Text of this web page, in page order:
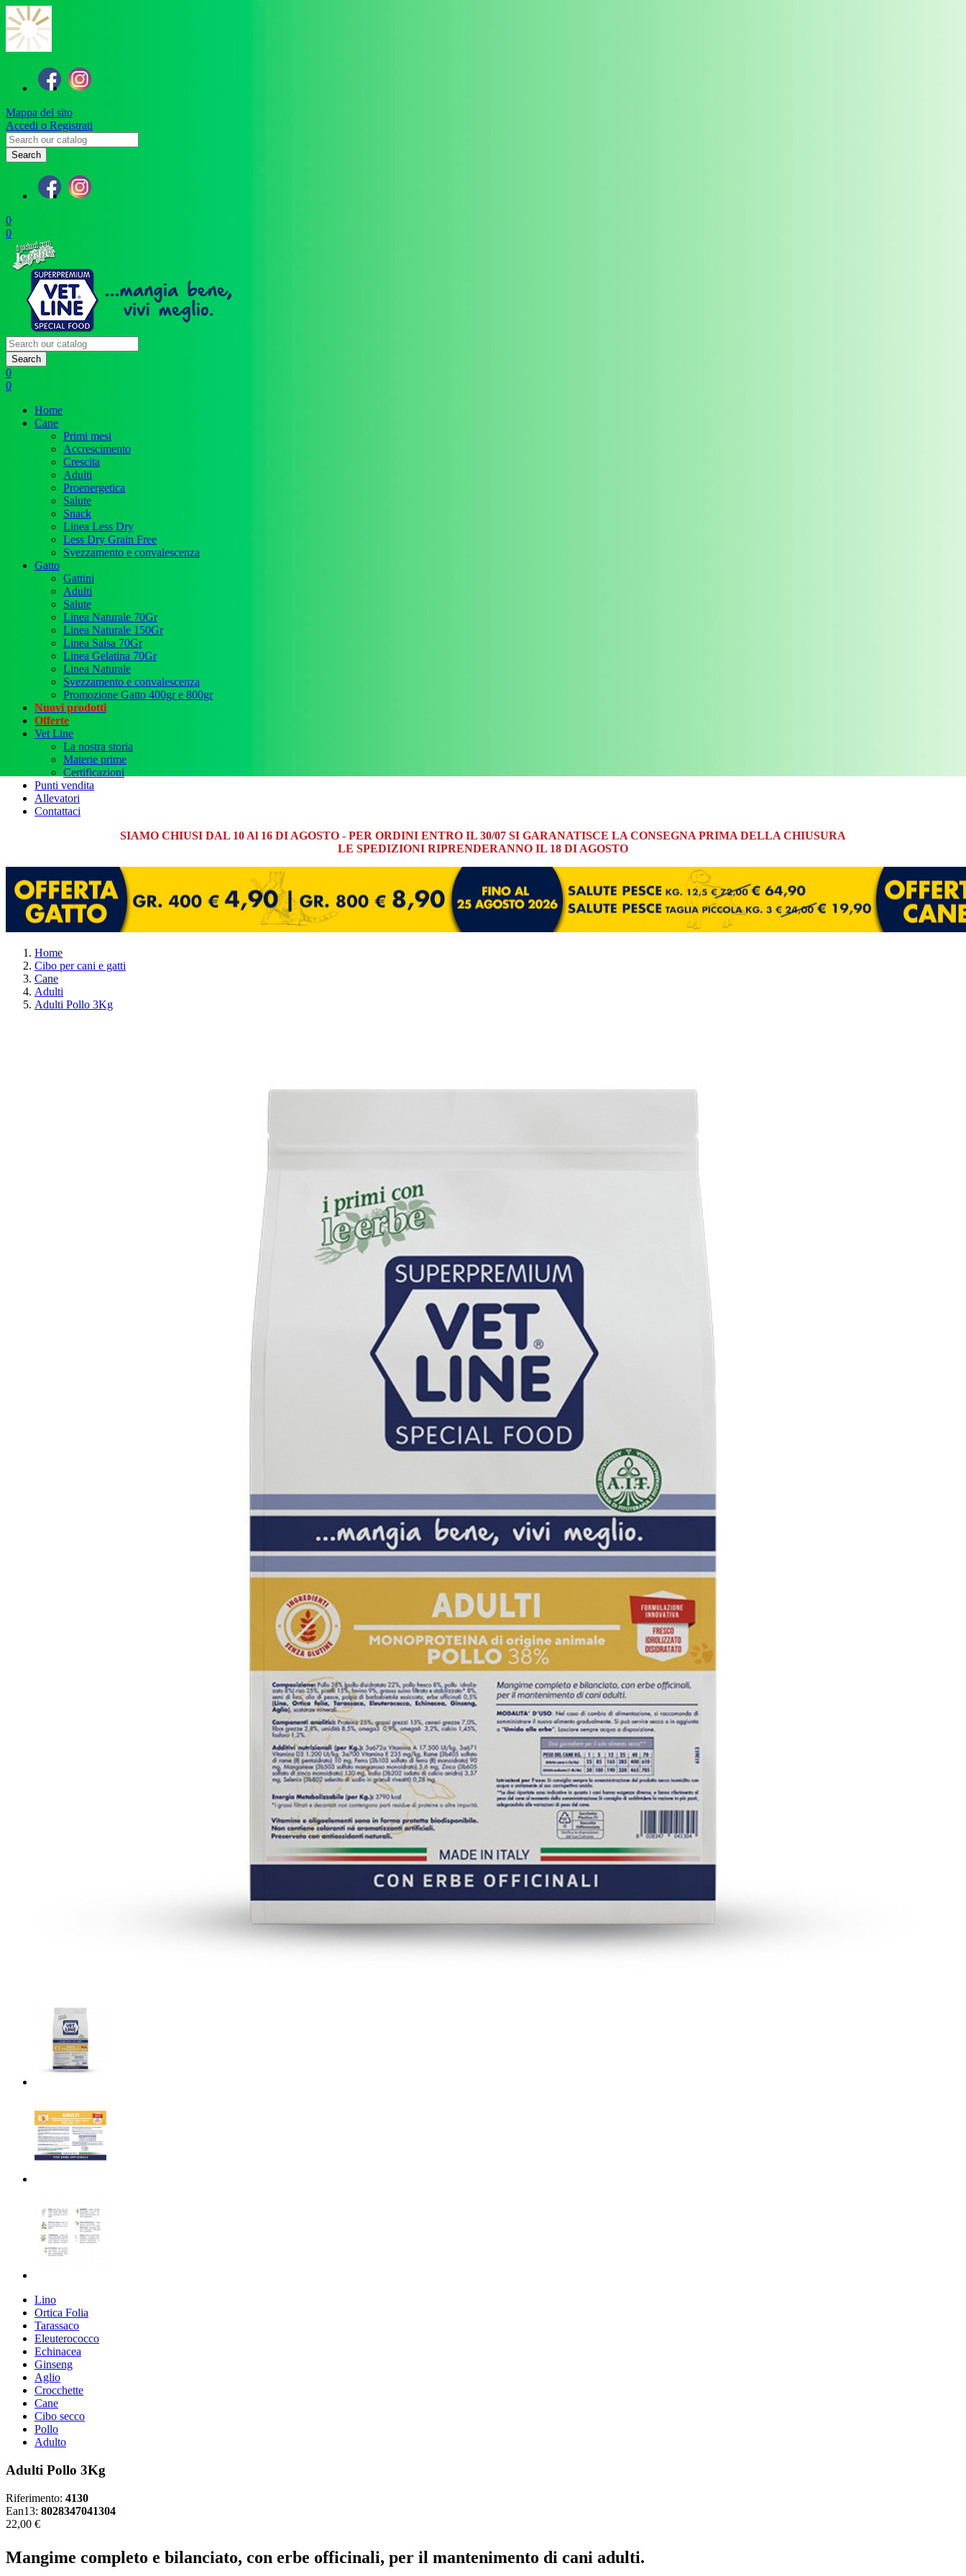
Mappa del sito
Accedi o Registrati
Search
0
0
Search
0
0
Home
Cane
Primi mesi
Accrescimento
Crescita
Adulti
Proenergetica
Salute
Snack
Linea Less Dry
Less Dry Grain Free
Svezzamento e convalescenza
Gatto
Gattini
Adulti
Salute
Linea Naturale 70Gr
Linea Naturale 150Gr
Linea Salsa 70Gr
Linea Gelatina 70Gr
Linea Naturale
Svezzamento e convalescenza
Promozione Gatto 400gr e 800gr
Nuovi prodotti
Offerte
Vet Line
La nostra storia
Materie prime
Certificazioni
Punti vendita
Allevatori
Contattaci
SIAMO CHIUSI DAL 10 Al 16 DI AGOSTO - PER ORDINI ENTRO IL 30/07 SI GARANATISCE LA CONSEGNA PRIMA DELLA CHIUSURA
LE SPEDIZIONI RIPRENDERANNO IL 18 DI AGOSTO
Home
Cibo per cani e gatti
Cane
Adulti
Adulti Pollo 3Kg
Lino
Ortica Folia
Tarassaco
Eleuterococco
Echinacea
Ginseng
Aglio
Crocchette
Cane
Cibo secco
Pollo
Adulto
Adulti Pollo 3Kg
Riferimento: 4130
Ean13: 8028347041304
22,00 €
Mangime completo e bilanciato, con erbe officinali, per il mantenimento di cani adulti.